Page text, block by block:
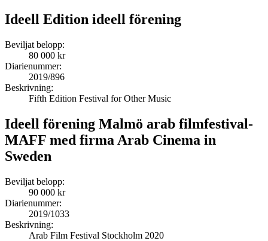
Ideell Edition ideell förening
Beviljat belopp:
80 000 kr
Diarienummer:
2019/896
Beskrivning:
Fifth Edition Festival for Other Music
Ideell förening Malmö arab filmfestival-
MAFF med firma Arab Cinema in
Sweden
Beviljat belopp:
90 000 kr
Diarienummer:
2019/1033
Beskrivning:
Arab Film Festival Stockholm 2020